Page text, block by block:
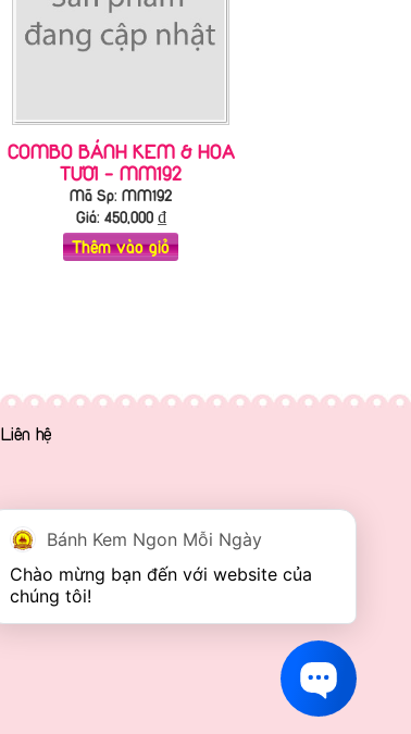
COMBO BÁNH KEM & HOA
TƯƠI - MM192
Mã Sp: MM192
Giá: 450,000₫
Thêm vào giỏ
Liên hệ
Bánh Kem Ngon Mỗi Ngày
Chào mừng bạn đến với website của
chúng tôi!